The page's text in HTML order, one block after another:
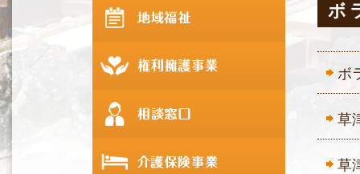
ボ
ボ
草
草